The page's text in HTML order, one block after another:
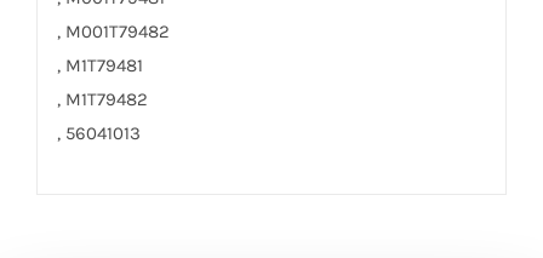
, M001T79482
, M1T79481
, M1T79482
, 56041013